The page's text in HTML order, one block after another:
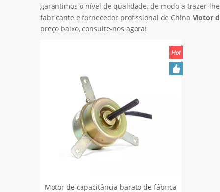
garantimos o nível de qualidade, de modo a trazer-
fabricante e fornecedor profissional de China Motor
preço baixo, consulte-nos agora!
Motor de capacitância barato de fábrica